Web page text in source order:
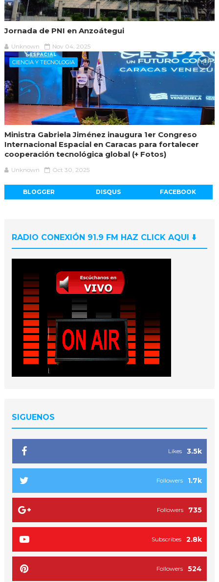
Jornada de PNI en Anzoátegui
Unknown Nov 04, 2025
CIENCIA Y TECNOLOGIA
Ministra Gabriela Jiménez inaugura 1er Congreso
Internacional Espacial en Caracas para fortalecer
cooperación tecnológica global (+ Fotos)
Unknown Oct 30, 2025
BLOGGER DISQUS FACEBOOK
RADIO CONEXIÓN 91.9 FM HAZ CLICK AQUI ⬇️
SIGUENOS
3.5k
Likes
1.7k
Followers
735
Followers
2.8k
Subscribes
524
Followers